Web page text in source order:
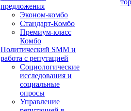
предложения
Эконом-комбо
Стандарт-Комбо
Премиум-класс
Комбо
Политический SMM и
работа с репутацией
Социологические
исследования и
социальные
опросы
Управление